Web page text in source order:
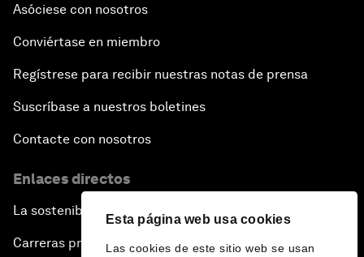
Esta página web usa cookies
Las cookies de este sitio web se usan
Asóciese con nosotros
Conviértase en miembro
Regístrese para recibir nuestras notas de prensa
Suscríbase a nuestros boletines
Contacte con nosotros
Enlaces directos
La sostenibilidad en el Foro
Carreras profesionales